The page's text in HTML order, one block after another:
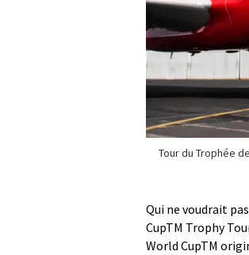
Tour du Trophée
Qui ne voudrait
CupTM Trophy
World CupTM